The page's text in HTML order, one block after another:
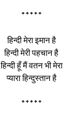
*****
हिन्दी मेरा इमान है
हिन्दी मेरी पहचान है
हिन्दी हूँ मैं वतन भी मेरा
प्यारा हिन्दुस्तान है
*****